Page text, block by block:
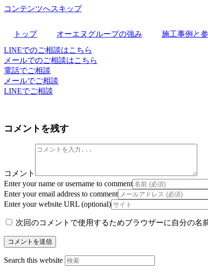
コンテンツへスキップ
トップ オーエヌグループの強み 施工事例と
LINEでのご相談はこちら
メールでのご相談はこちら
電話でご相談
メールでご相談
LINEでご相談
コメントを残す
コメント
Enter your name or username to comment
Enter your email address to comment
Enter your website URL (optional)
次回のコメントで使用するためブラウザーに自分の名
Search this website